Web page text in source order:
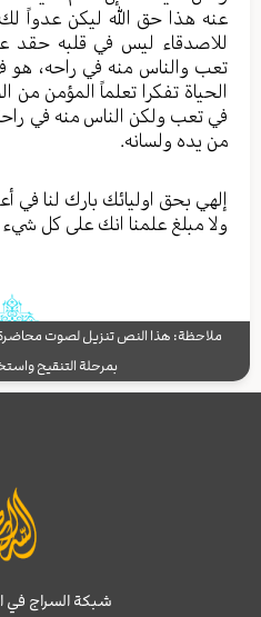
عنه هذا حق الله ليكن عدواً لك
للاصدقاء ليس في قلبه حقد
تعب والناس منه في راحه، هو
الحياة تفكرا تعلماً المؤمن من
في تعب ولكن الناس منه في
من يده ولسانه.
إلهي بحق اوليائك بارك لنا في
ولا مبلغ علمنا انك على كل
ملاحظة: هذا النص تنزيل لصوت
بمرحلة التنقيح
شبكة السراج في